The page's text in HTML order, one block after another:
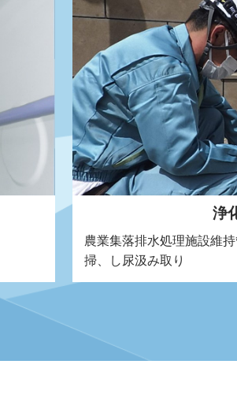
浄
農業集落排水処理施設維
掃、し尿汲み取り